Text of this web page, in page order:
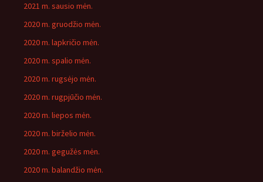
2021 m. sausio mėn.
2020 m. gruodžio mėn.
2020 m. lapkričio mėn.
2020 m. spalio mėn.
2020 m. rugsėjo mėn.
2020 m. rugpjūčio mėn.
2020 m. liepos mėn.
2020 m. birželio mėn.
2020 m. gegužės mėn.
2020 m. balandžio mėn.